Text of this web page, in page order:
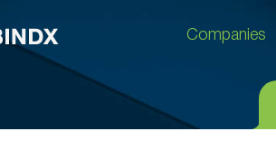
Companies